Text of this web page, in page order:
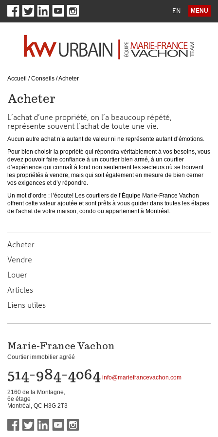
MENU
EN
Accueil / Conseils /Acheter
Acheter
L’achat d’une propriété, on l’a beaucoup répété,
représente souvent l’achat de toute une vie.
Aucun autre achat n’a autant de valeur ni ne représente autant d’émotions.
Pour bien choisir la propriété qui répondra véritablement à vos besoins, vous
devez pouvoir faire confiance à un courtier bien armé, à un courtier
d’expérience qui connaît à fond non seulement les secteurs où se trouvent
les propriétés à vendre, mais qui soit également en mesure de bien cerner
vos exigences et d’y répondre.
Un mot d’ordre : l’écoute! Les courtiers de l’Équipe Marie-France Vachon
offrent cette valeur ajoutée et sont prêts à vous guider dans toutes les étapes
de l'achat de votre maison, condo ou appartement à Montréal.
Acheter
Vendre
Louer
Articles
Liens utiles
Marie-France Vachon
Courtier immobilier agréé
514-984-4064 info@mariefrancevachon.com
2160 de la Montagne,
6e étage
Montréal, QC H3G 2T3